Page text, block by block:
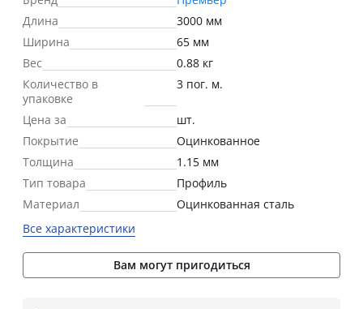
Длина
3000 мм
Ширина
65 мм
Вес
0.88 кг
Количество в
упаковке
3 пог. м.
Цена за
шт.
Покрытие
Оцинкованное
Толщина
1.15 мм
Тип товара
Профиль
Материал
Оцинкованная сталь
Все характеристики
Вам могут пригодиться